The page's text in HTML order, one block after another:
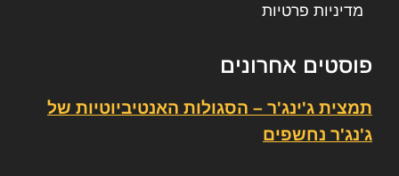
מדיניות פרטיות
פוסטים אחרונים
תמצית ג'ינג'ר – הסגולות האנטיביוטיות של
ג'נג'ר נחשפים